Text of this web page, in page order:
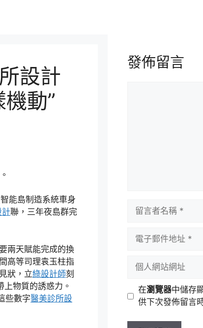
設計
動”
能島制造系統車身
計聯，三年夜島群完
兩天賦能完成的換
高等司理袁玉柱指
狀，立綠設計師刻
物質的誘惑力。
些數字醫美診所設
發佈留言
址
站
址
在瀏覽器中儲存
供下次發佈留言